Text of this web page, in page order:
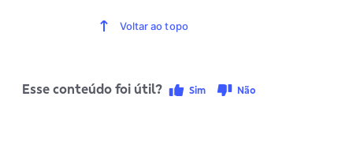
Voltar ao topo
Esse conteúdo foi útil? Sim Não